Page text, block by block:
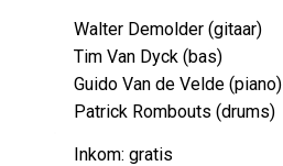
Walter Demolder (gitaar)
Tim Van Dyck (bas)
Guido Van de Velde (piano)
Patrick Rombouts (drums)
Inkom: gratis